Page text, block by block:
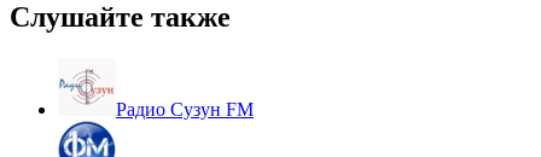
Слушайте также
Радио Сузун FM